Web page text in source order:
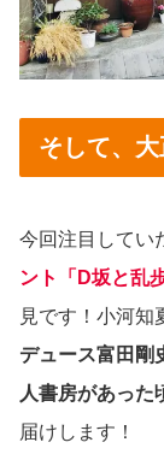
そして、
今回注目してい
ント「D坂と乱
見です！小河知
デュース富田剛
人書房があった
届けします！